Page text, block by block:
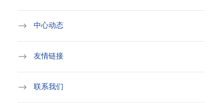
中心动态
友情链接
联系我们